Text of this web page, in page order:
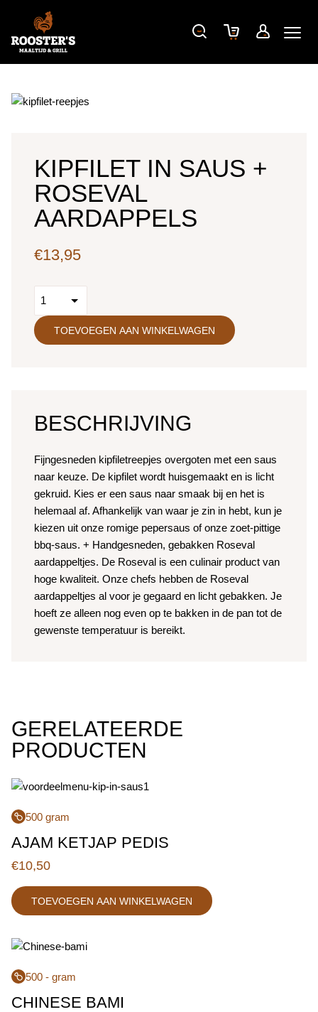
KIPFILET IN SAUS +
ROSEVAL
AARDAPPELS
€13,95
TOEVOEGEN AAN WINKELWAGEN
BESCHRIJVING
Fijngesneden kipfiletreepjes overgoten met een saus
naar keuze. De kipfilet wordt huisgemaakt en is licht
gekruid. Kies er een saus naar smaak bij en het is
helemaal af. Afhankelijk van waar je zin in hebt, kun je
kiezen uit onze romige pepersaus of onze zoet-pittige
bbq-saus. + Handgesneden, gebakken Roseval
aardappeltjes. De Roseval is een culinair product van
hoge kwaliteit. Onze chefs hebben de Roseval
aardappeltjes al voor je gegaard en licht gebakken. Je
hoeft ze alleen nog even op te bakken in de pan tot de
gewenste temperatuur is bereikt.
GERELATEERDE
PRODUCTEN
500 gram
AJAM KETJAP PEDIS
€10,50
TOEVOEGEN AAN WINKELWAGEN
500 - gram
CHINESE BAMI